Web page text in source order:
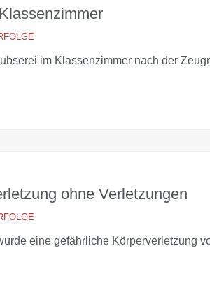
im Klassenzimmer nach der
ohne Verletzungen
eine gefährliche Körperverletzung